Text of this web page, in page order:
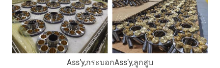
Ass'y,กระบอกAss'y,ลูกสูบ